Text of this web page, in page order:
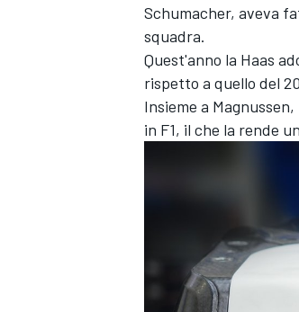
Schumacher, aveva
squadra.
Quest'anno la Haas
rispetto a quello del
Insieme a
in F1, il che la rende